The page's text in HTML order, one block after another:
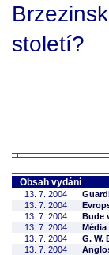
století?
Obsah vydání
13. 7. 2004
13. 7. 2004
13. 7. 2004
Bude
13. 7. 2004
Média
13. 7. 2004
G. W.
13. 7. 2004